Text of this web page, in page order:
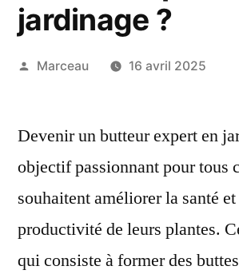
jardinage ?
Publié
Marceau 16 avril 2025
Devenir un butteur expert en
objectif passionnant pour tous
souhaitent améliorer la santé
productivité de leurs plantes.
qui consiste à former des